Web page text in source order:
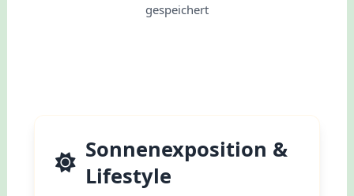
gespeichert
Sonnenexposition &
Lifestyle